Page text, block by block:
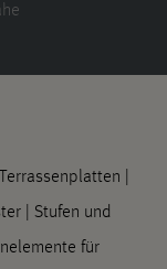
Terrassenplatten |
| Stufen und
für